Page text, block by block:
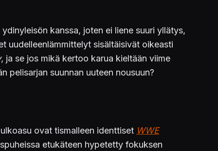
kanssa, joten ei liene suuri yllätys,
uudelleenlämmittelyt sisältäisivät oikeasti
, ja se jos mikä kertoo karua kieltään viime
pelisarjan suunnan uuteen nousuun?
ovat tismalleen identtiset WWE
etukäteen hypetetty fokuksen